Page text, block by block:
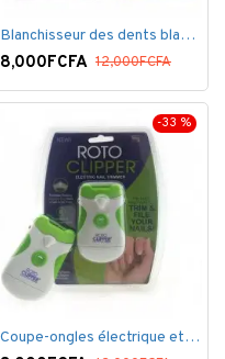
Blanchisseur des dents blanc éblouissant
8,000FCFA 12,000FCFA
-33 %
Coupe-ongles électrique et lime électrique